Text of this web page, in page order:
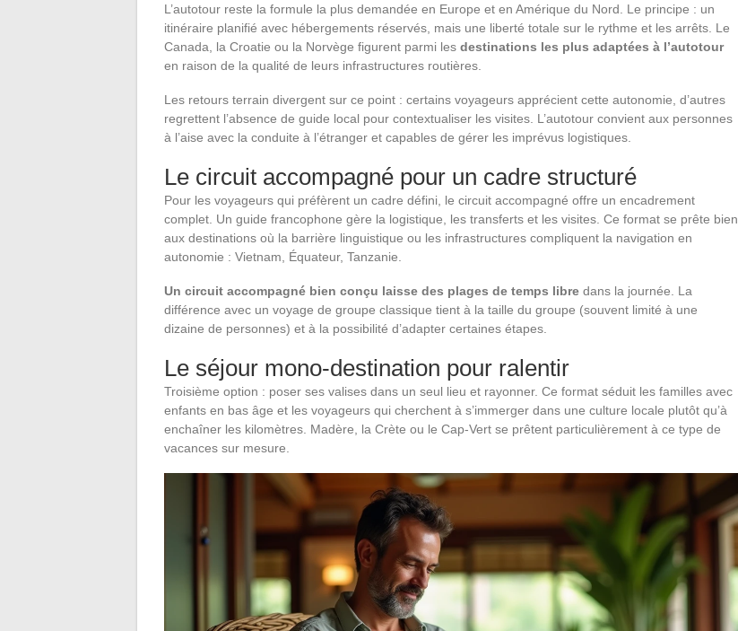
L’autotour reste la formule la plus demandée en Europe et en Amérique du Nord. Le principe : un
itinéraire planifié avec hébergements réservés, mais une liberté totale sur le rythme et les arrêts. Le
Canada, la Croatie ou la Norvège figurent parmi les destinations les plus adaptées à l’autotour
en raison de la qualité de leurs infrastructures routières.
Les retours terrain divergent sur ce point : certains voyageurs apprécient cette autonomie, d’autres
regrettent l’absence de guide local pour contextualiser les visites. L’autotour convient aux personnes
à l’aise avec la conduite à l’étranger et capables de gérer les imprévus logistiques.
Le circuit accompagné pour un cadre structuré
Pour les voyageurs qui préfèrent un cadre défini, le circuit accompagné offre un encadrement
complet. Un guide francophone gère la logistique, les transferts et les visites. Ce format se prête bien
aux destinations où la barrière linguistique ou les infrastructures compliquent la navigation en
autonomie : Vietnam, Équateur, Tanzanie.
Un circuit accompagné bien conçu laisse des plages de temps libre dans la journée. La
différence avec un voyage de groupe classique tient à la taille du groupe (souvent limité à une
dizaine de personnes) et à la possibilité d’adapter certaines étapes.
Le séjour mono-destination pour ralentir
Troisième option : poser ses valises dans un seul lieu et rayonner. Ce format séduit les familles avec
enfants en bas âge et les voyageurs qui cherchent à s’immerger dans une culture locale plutôt qu’à
enchaîner les kilomètres. Madère, la Crète ou le Cap-Vert se prêtent particulièrement à ce type de
vacances sur mesure.